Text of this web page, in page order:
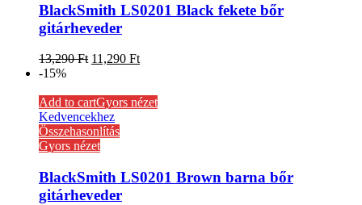
BlackSmith LS0201 Black fekete bőr
gitárheveder
13,290Ft 11,290 Ft
-15%
Add to cartGyors nézet
Kedvencekhez
Összehasonlítás
Gyors nézet
BlackSmith LS0201 Brown barna bőr
gitárheveder